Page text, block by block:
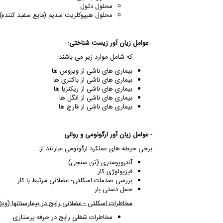
محلول دتول
محلول هیپوکلریت سدیم (مایع سفید کننده)
-عواملزیانآورزیستشناختی:
که شامل موارد زیر می باشند:
بیماری های ناشی از ویروس ها
بیماری های ناشی از باکتری ها
بیماری های ناشی از ریکنزیا ها
بیماری های ناشی از انگل ها
بیماری های ناشی از قارچ ها
-عوامل زیان آور ارگونومی و روانی
برخی حیطه های عملکرد ارگونومی عبارتند از:
آنتروپومتری (تن سنجی)
فیزیولوژی کار
بررسی صدمات اسکلتی- عضلانی مرتبط با کار
حمل دستی بار
مخاطرات اسکلتی - عضلانی رایج در بیمارستانها
مخاطرات شغلی رایج در حرفه پرستاری